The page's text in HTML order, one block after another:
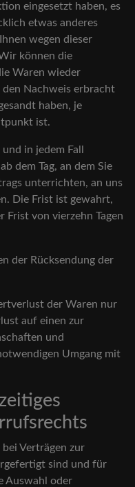
eingesetzt haben, es
etwas anderes
wegen dieser
können die
Waren wieder
Nachweis erbracht
haben, je
ist.
in jedem Fall
dem Tag, an dem Sie
unterrichten, an uns
Die Frist ist gewahrt,
Frist von vierzehn Tagen
der Rücksendung der
der Waren nur
auf einen zur
und
Umgang mit
Verträgen zur
sind und für
Auswahl oder